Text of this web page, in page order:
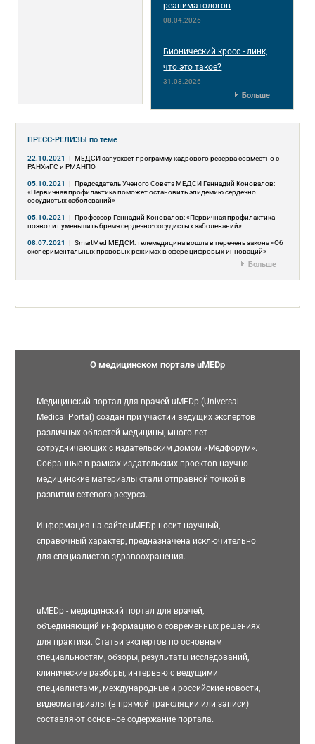
реаниматологов
08.04.2026
Бионический кросс - линк,
что это такое?
31.03.2026
Больше
ПРЕСС-РЕЛИЗЫпо теме
22.10.2021 | МЕДСИ запускает программу кадрового резерва совместно с
РАНХиГC и РМАНПО
05.10.2021 | Председатель Ученого Совета МЕДСИ Геннадий Коновалов:
«Первичная профилактика поможет остановить эпидемию сердечно-
сосудистых заболеваний»
05.10.2021 | Профессор Геннадий Коновалов: «Первичная профилактика
позволит уменьшить бремя сердечно-сосудистых заболеваний»
08.07.2021 | SmartMed МЕДСИ: телемедицина вошла в перечень закона «Об
экспериментальных правовых режимах в сфере цифровых инноваций»
Больше
О медицинском портале uMEDp
Медицинский портал для врачей uMEDp (Universal
Medical Portal) создан при участии ведущих экспертов
различных областей медицины, много лет
сотрудничающих с издательским домом «Медфорум».
Собранные в рамках издательских проектов научно-
медицинские материалы стали отправной точкой в
развитии сетевого ресурса.
Информация на сайте uMEDp носит научный,
справочный характер, предназначена исключительно
для специалистов здравоохранения.
uMEDp - медицинский портал для врачей,
объединяющий информацию о современных решениях
для практики. Статьи экспертов по основным
специальностям, обзоры, результаты исследований,
клинические разборы, интервью с ведущими
специалистами, международные и российские новости,
видеоматериалы (в прямой трансляции или записи)
составляют основное содержание портала.